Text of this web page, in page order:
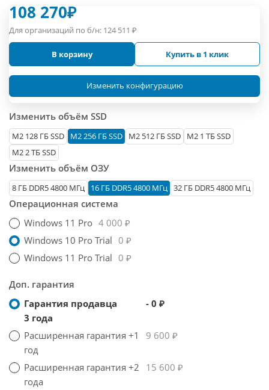
108 270₽
Для организаций по б/н: 124 511 ₽
В корзину Купить в 1 клик
Изменить конфигурацию
Изменить объём SSD
М2 128 ГБ SSD M2 256 ГБ SSD M2 512 ГБ SSD
M2 1 ТБ SSD
M2 2 ТБ SSD
Изменить объём ОЗУ
8 ГБ DDR5 4800 МГц 16 ГБ DDR5 4800 МГц 32 ГБ DDR5 4800 МГц
Операционная система
Windows 11 Pro 4 000 ₽
Windows 10 Pro Trial 0 ₽
Windows 11 Pro Trial 0 ₽
Доп. гарантия
Гарантия продавца
3 года
- 0 ₽
Расширенная гарантия +1
год
9 600 ₽
Расширенная гарантия +2
года
15 600 ₽